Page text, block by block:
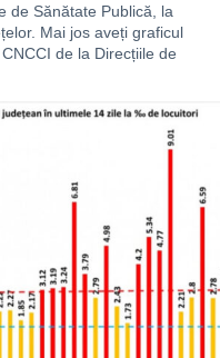
de Sănătate Publică, la
Mai jos aveți graficul
de la Direcțiile de